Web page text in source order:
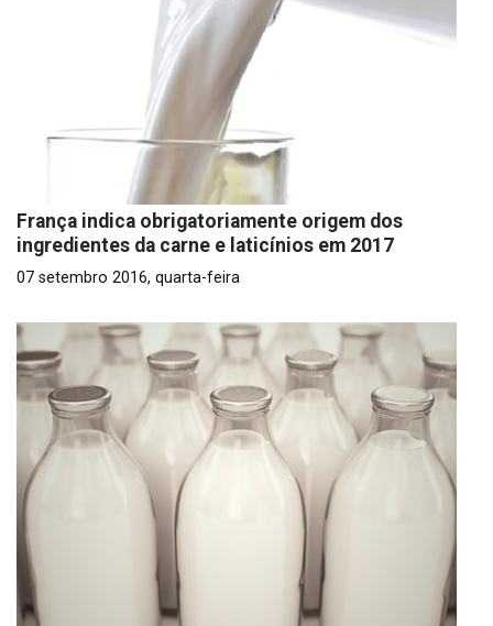
França indica obrigatoriamente origem dos
ingredientes da carne e laticínios em 2017
07 setembro 2016, quarta-feira